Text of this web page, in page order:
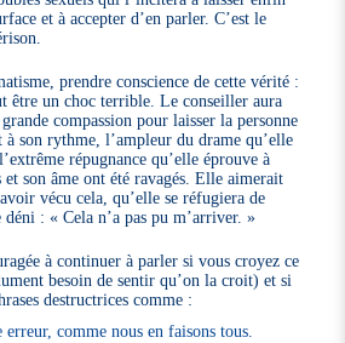
et à accepter d’en parler. C’est le
prendre conscience de cette vérité :
être un choc terrible. Le conseiller aura
compassion pour laisser la personne
son rythme, l’ampleur du drame qu’elle
répugnance qu’elle éprouve à
et son âme ont été ravagés. Elle aimerait
vécu cela, qu’elle se réfugiera de
déni : « Cela n’a pas pu m’arriver. »
à continuer à parler si vous croyez ce
besoin de sentir qu’on la croit) et si
destructrices comme :
comme nous en faisons tous.